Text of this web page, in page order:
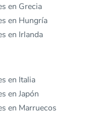
en Grecia
en Hungría
en Irlanda
en Italia
en Japón
en Marruecos